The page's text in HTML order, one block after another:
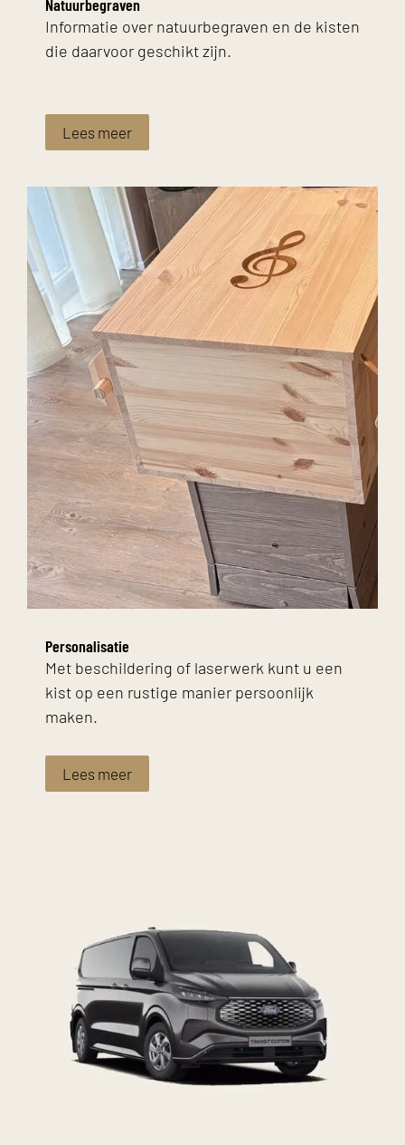
Informatie over natuurbegraven en de kisten
die daarvoor geschikt zijn.
Lees meer
Personalisatie
Met beschildering of laserwerk kunt u een
kist op een rustige manier persoonlijk
maken.
Lees meer